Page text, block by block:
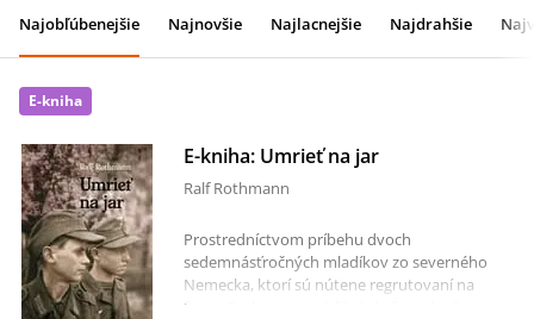
Najobľúbenejšie Najnovšie Najlacnejšie Najdrahšie
E-kniha
E-kniha: Umrieť na jar
Ralf Rothmann
Prostredníctvom príbehu dvoch
sedemnásťročných mladíkov zo severného
Nemecka, ktorí sú nútene regrutovaní na
front, Rothmann približuje hrôzy a barbarstvo